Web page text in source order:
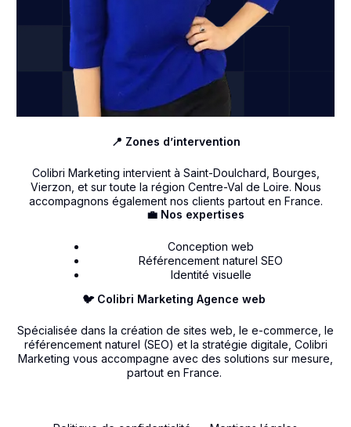
🐦 Colibri Marketing Agence web
Spécialisée dans la création de sites web, le e-commerce, le
référencement naturel (SEO) et la stratégie digitale, Colibri
Marketing vous accompagne avec des solutions sur mesure,
partout en France.
💼 Nos expertises
Conception web
Référencement naturel SEO
Identité visuelle
📍 Zones d’intervention
Colibri Marketing intervient à Saint-Doulchard, Bourges,
Vierzon, et sur toute la région Centre-Val de Loire. Nous
accompagnons également nos clients partout en France.